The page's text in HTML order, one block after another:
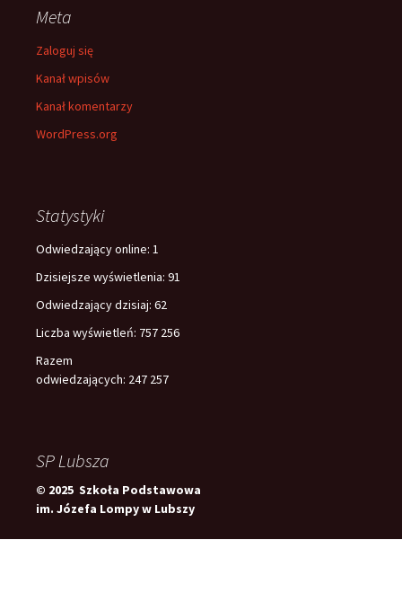
Meta
Zaloguj się
Kanał wpisów
Kanał komentarzy
WordPress.org
Statystyki
Odwiedzający online: 1
Dzisiejsze wyświetlenia: 91
Odwiedzający dzisiaj: 62
Liczba wyświetleń: 757 256
Razem
odwiedzających: 247 257
SP Lubsza
© 2025 Szkoła Podstawowa
im. Józefa Lompy w Lubszy